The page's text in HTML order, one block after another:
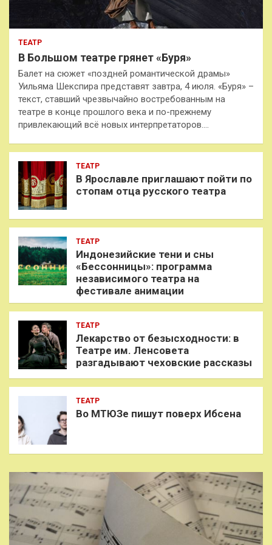
ТЕАТР
В Большом театре грянет «Буря»
Балет на сюжет «поздней романтической драмы»
Уильяма Шекспира представят завтра, 4 июля. «Буря» –
текст, ставший чрезвычайно востребованным на
театре в конце прошлого века и по-прежнему
привлекающий всё новых интерпретаторов.…
ТЕАТР
В Ярославле приглашают пойти по
стопам отца русского театра
ТЕАТР
Индонезийские тени и сны
«Бессонницы»: программа
независимого театра на
фестивале анимации
ТЕАТР
Лекарство от безысходности: в
Театре им. Ленсовета
разгадывают чеховские рассказы
ТЕАТР
Во МТЮЗе пишут поверх Ибсена